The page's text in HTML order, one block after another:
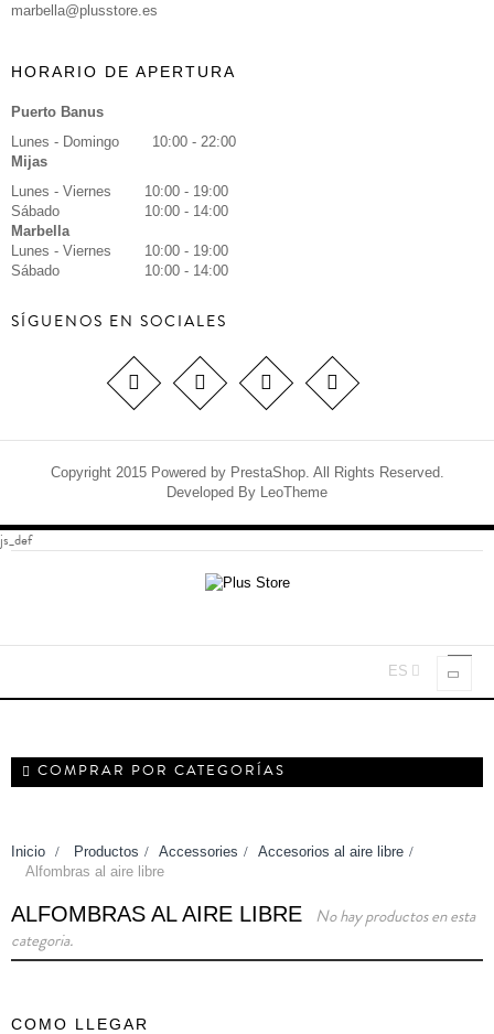
marbella@plusstore.es
HORARIO DE APERTURA
Puerto Banus
Lunes - Domingo
10:00 - 22:00
Mijas
Lunes - Viernes
10:00 - 19:00
Sábado
10:00 - 14:00
Marbella
Lunes - Viernes
10:00 - 19:00
Sábado
10:00 - 14:00
SÍGUENOS EN SOCIALES
Copyright 2015 Powered by PrestaShop. All Rights Reserved.
Developed By
LeoTheme
js_def
ES
COMPRAR POR CATEGORÍAS
Inicio > Productos > Accessories > Accesorios al aire libre
Alfombras al aire libre
ALFOMBRAS AL AIRE LIBRE No hay productos en esta
categoria.
COMO LLEGAR